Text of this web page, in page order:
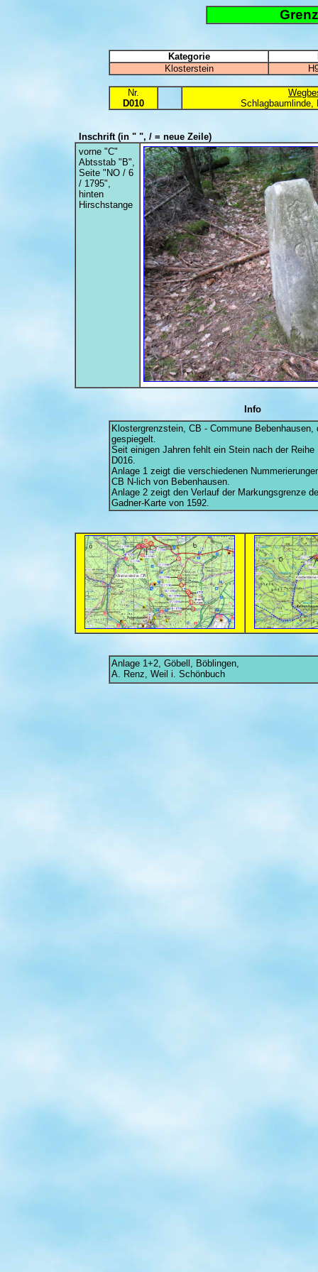
Kategorie
Klosterstein
Nr.
D010
Schlagbaumlinde,
Inschrift(in " ", / = neue Zeile)
vorne "C"
Abtsstab "B",
Seite "NO / 6
/ 1795",
hinten
Hirschstange
Info
Klostergrenzstein, CB - Commune Bebenhausen,
gespiegelt.
Seit einigen Jahren fehlt ein Stein nach der Reihe
D016.
Anlage 1 zeigt die verschiedenen
CB N-lich von Bebenhausen.
Anlage 2 zeigt den Verlauf der Markungsgrenze
Gadner-Karte von 1592.
Anlage 1+2, Göbell, Böblingen,
A. Renz, Weil i. Schönbuch